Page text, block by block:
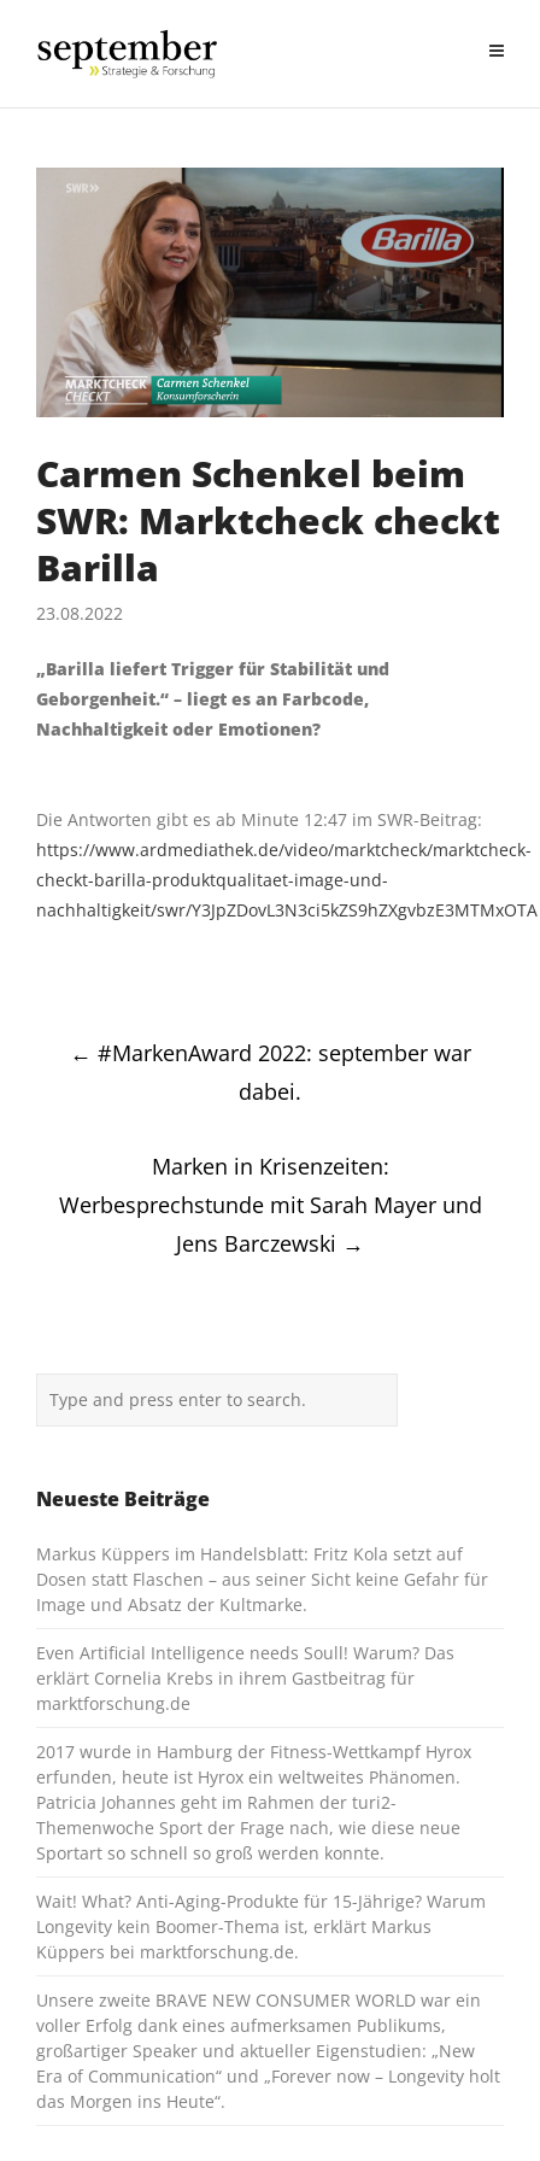
Carmen Schenkel beim
SWR: Marktcheck checkt
Barilla
23.08.2022
„Barilla liefert Trigger für Stabilität und
Geborgenheit.“ – liegt es an Farbcode,
Nachhaltigkeit oder Emotionen?
Die Antworten gibt es ab Minute 12:47 im SWR-Beitrag:
https://www.ardmediathek.de/video/marktcheck/marktcheck-
checkt-barilla-produktqualitaet-image-und-
nachhaltigkeit/swr/Y3JpZDovL3N3ci5kZS9hZXgvbzE3MTMxOTA
Post
← #MarkenAward 2022: september war
dabei.
Marken in Krisenzeiten:
Werbesprechstunde mit Sarah Mayer und
Jens Barczewski →
Neueste Beiträge
Markus Küppers im Handelsblatt: Fritz Kola setzt auf
Dosen statt Flaschen – aus seiner Sicht keine Gefahr für
Image und Absatz der Kultmarke.
Even Artificial Intelligence needs Soull! Warum? Das
erklärt Cornelia Krebs in ihrem Gastbeitrag für
marktforschung.de
2017 wurde in Hamburg der Fitness-Wettkampf Hyrox
erfunden, heute ist Hyrox ein weltweites Phänomen.
Patricia Johannes geht im Rahmen der turi2-
Themenwoche Sport der Frage nach, wie diese neue
Sportart so schnell so groß werden konnte.
Wait! What? Anti-Aging-Produkte für 15-Jährige? Warum
Longevity kein Boomer-Thema ist, erklärt Markus
Küppers bei marktforschung.de.
Unsere zweite BRAVE NEW CONSUMER WORLD war ein
voller Erfolg dank eines aufmerksamen Publikums,
großartiger Speaker und aktueller Eigenstudien: „New
Era of Communication“ und „Forever now – Longevity holt
das Morgen ins Heute“.